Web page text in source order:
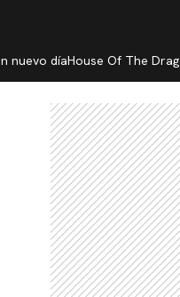
nuevo díaHouse Of The